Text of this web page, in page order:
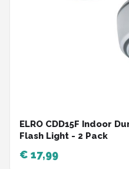
ELRO CDD15F Indoor
Flash Light - 2 Pack
€ 17,99